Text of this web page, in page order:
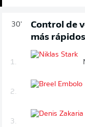
30'
Control de
más
1.
2.
3.